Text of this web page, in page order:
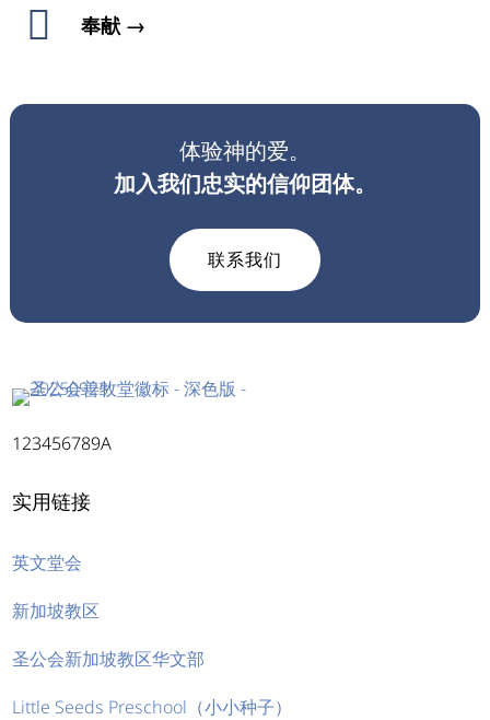
 奉献 →
体验神的爱。
加入我们忠实的信仰团体。
联系我们
123456789A
实用链接
英文堂会
新加坡教区
圣公会新加坡教区华文部
Little Seeds Preschool（小小种子）